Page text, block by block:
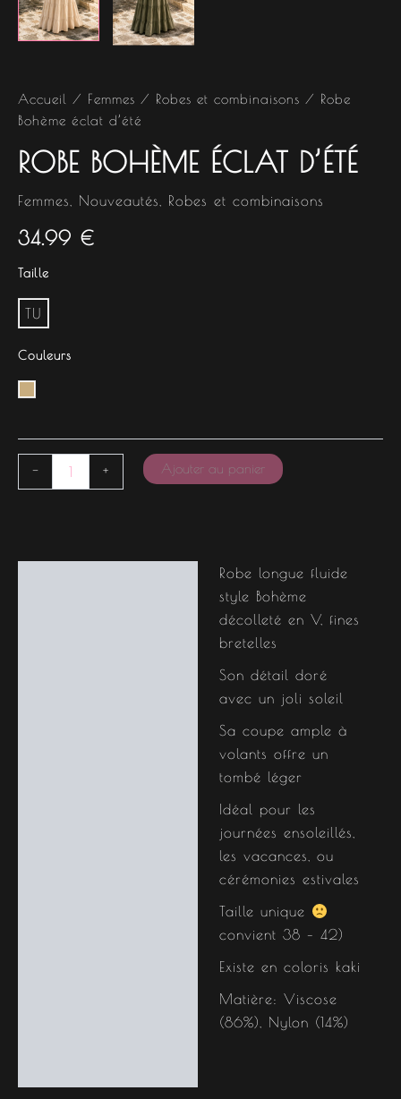
Accueil / Femmes / Robes et combinaisons / Robe
Bohème éclat d’été
ROBE BOHÈME ÉCLAT D’ÉTÉ
Femmes Nouveautés Robes et combinaisons
34.99 €
Taille
TU
Couleurs
- + Ajouter au panier
Robe longue fluide
style Bohème
décolleté en V, fines
bretelles
Son détail doré
avec un joli soleil
Sa coupe ample à
volants offre un
tombé léger
Idéal pour les
journées ensoleillés,
les vacances, ou
cérémonies estivales
Taille unique
convient 38 – 42)
Existe en coloris kaki
Matière: Viscose
(86%), Nylon (14%)